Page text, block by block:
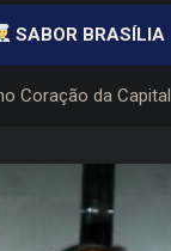
SABOR BRASÍLIA
Coração da Capital